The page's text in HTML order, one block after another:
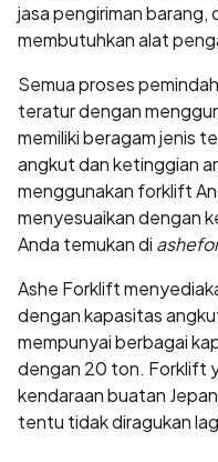
jasa pengiriman barang,
membutuhkan alat
Semua proses
teratur dengan
memiliki beragam jenis
angkut dan ketinggian
menggunakan forklift
menyesuaikan dengan
Anda temukan di
Ashe Forklift
dengan kapasitas
mempunyai berbagai
dengan 20 ton. Forklift
kendaraan buatan
tentu tidak diragukan